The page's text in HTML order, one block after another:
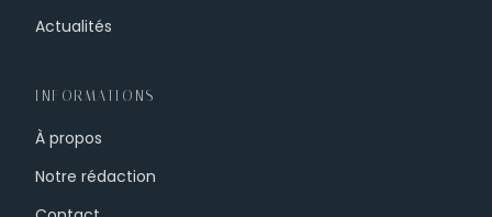
Actualités
INFORMATIONS
À propos
Notre rédaction